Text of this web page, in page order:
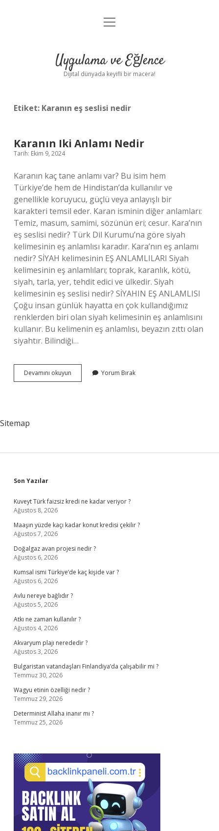
Anasayfa
Yasal Uyarı
menüyü
Uygulama ve Eğlence
Dijital dünyada keyifli bir macera!
Etiket: Karanın eş seslisi nedir
Karanın Iki Anlamı Nedir
Tarih: Ekim 9, 2024
Karanın kaç tane anlamı var? Bu isim hem
Türkiye’de hem de Hindistan’da kullanılır ve
genellikle koruyucu, güçlü veya anlayışlı bir
karakteri temsil eder. Karan isminin diğer anlamları:
Temiz, masum, samimi, sözünün eri; cesur. Kara’nın
eş seslisi nedir? Türk Dil Kurumu’na göre siyah
kelimesinin eş anlamlısı karadır. Kara’nın eş anlamı
nedir? SİYAH kelimesinin EŞ ANLAMLILARI Siyah
kelimesinin eş anlamlıları; toprak, karanlık, kötü,
siyah, tarla, yer, tehdit edici ve ülkedir. Siyah
kelimesinin eş seslisi nedir? SİYAHIN EŞ ANLAMLISI
Çoğu insan günlük hayatta en çok kullandığımız
renklerden biri olan siyah kelimesinin eş anlamlısını
kullanır. Bu kelimenin eş anlamlısı, beyazın zıttı olan
siyahtır. Bilindiği…
Devamını okuyun
Iki
Yorum Bırak
Sitemap
Sidebar
Son Yazılar
Kuveyt Türk faizsiz kredi ne kadar veriyor ?
Ağustos 8, 2026
Maaşın yüzde kaçı kadar konut kredisi çekilir ?
Ağustos 7, 2026
Doğalgaz avan projesi nedir ?
Ağustos 6, 2026
Kumsal ismi Türkiye’de kaç kişide var ?
Ağustos 6, 2026
Avlu nereye bağlıdır ?
Ağustos 5, 2026
Atkı ne zaman kullanılır ?
Ağustos 4, 2026
Akvaryum plajı nerededir ?
Ağustos 3, 2026
Bulgaristan vatandaşları Finlandiya’da çalışabilir mi ?
Temmuz 30, 2026
Wagyu etinin özelliği nedir ?
Temmuz 29, 2026
Determinist Allaha inanır mı ?
Temmuz 25, 2026